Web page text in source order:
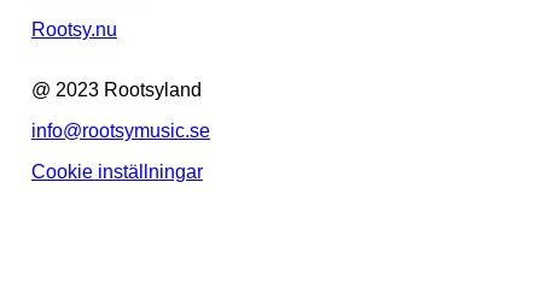
Rootsy.nu
@ 2023 Rootsyland
info@rootsymusic.se
Cookie inställningar